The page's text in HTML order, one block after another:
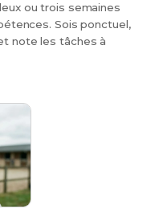
ou trois semaines
Sois ponctuel,
note les tâches à